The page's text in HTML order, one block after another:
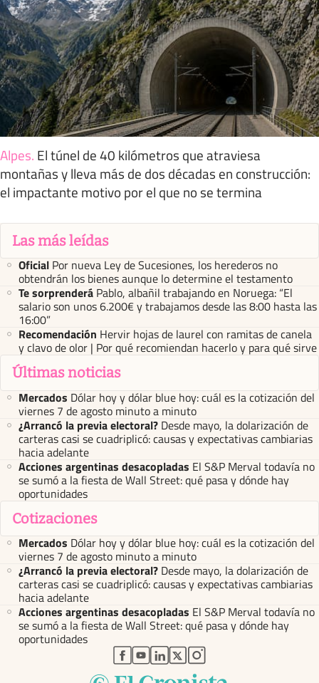
Alpes. El túnel de 40 kilómetros que atraviesa
montañas y lleva más de dos décadas en construcción:
el impactante motivo por el que no se termina
Las más leídas
Oficial Por nueva Ley de Sucesiones, los herederos no
obtendrán los bienes aunque lo determine el testamento
Te sorprenderá Pablo, albañil trabajando en Noruega: “El
salario son unos 6.200€ y trabajamos desde las 8:00 hasta las
16:00”
Recomendación Hervir hojas de laurel con ramitas de canela
y clavo de olor | Por qué recomiendan hacerlo y para qué sirve
Últimas noticias
Mercados Dólar hoy y dólar blue hoy: cuál es la cotización del
viernes 7 de agosto minuto a minuto
¿Arrancó la previa electoral? Desde mayo, la dolarización de
carteras casi se cuadriplicó: causas y expectativas cambiarias
hacia adelante
Acciones argentinas desacopladas El S&P Merval todavía no
se sumó a la fiesta de Wall Street: qué pasa y dónde hay
oportunidades
Cotizaciones
Mercados Dólar hoy y dólar blue hoy: cuál es la cotización del
viernes 7 de agosto minuto a minuto
¿Arrancó la previa electoral? Desde mayo, la dolarización de
carteras casi se cuadriplicó: causas y expectativas cambiarias
hacia adelante
Acciones argentinas desacopladas El S&P Merval todavía no
se sumó a la fiesta de Wall Street: qué pasa y dónde hay
oportunidades
abre en nueva pestaña
abre en nueva pestaña
abre en nueva pestaña
abre en nueva pestaña
abre en nueva pestaña